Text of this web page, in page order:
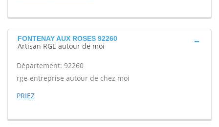
FONTENAY AUX ROSES 92260
Artisan RGE autour de moi
Département: 92260
rge-entreprise autour de chez moi
PRIEZ